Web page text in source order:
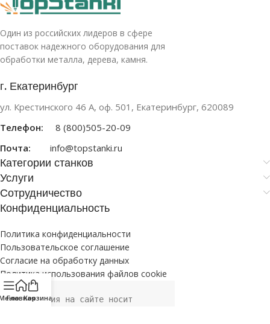
Один из российских лидеров в сфере
поставок надежного оборудования для
обработки металла, дерева, камня.
г. Екатеринбург
ул. Крестинского 46 А, оф. 501, Екатеринбург, 620089
Телефон:
8 (800)505-20-09
Почта:
info@topstanki.ru
Категории станков
Услуги
Сотрудничество
Конфиденциальность
Политика конфиденциальности
Пользовательское соглашение
Согласие на обработку данных
Политика использования файлов cookie
Информация на сайте носит
ГлавнаяКорзина